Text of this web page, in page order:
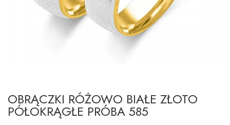
OBRĄCZKI RÓŻOWO BIAŁE ZŁOTO
PÓŁOKRĄGŁE PRÓBA 585